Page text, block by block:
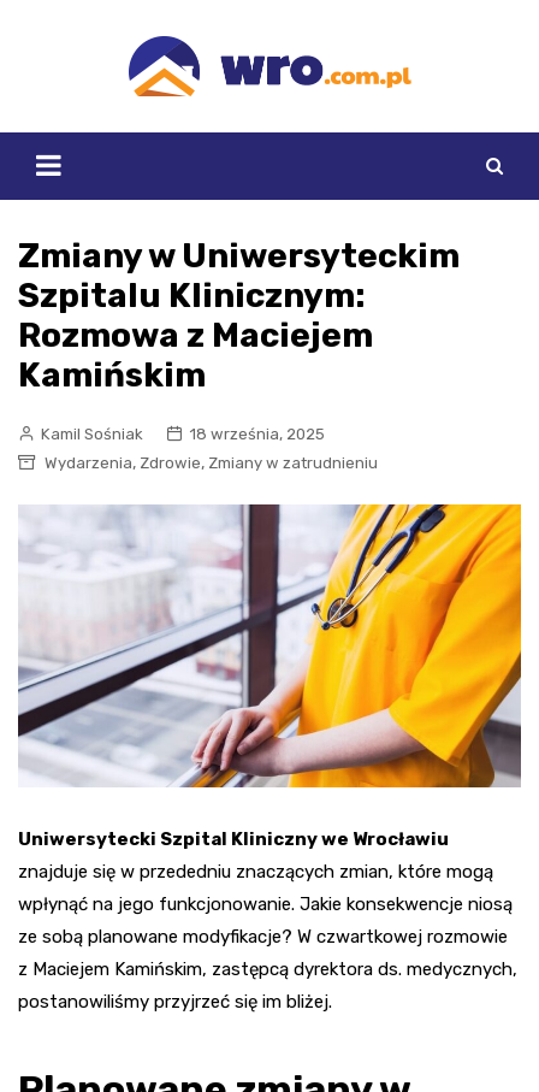
Zmiany w Uniwersyteckim
Szpitalu Klinicznym:
Rozmowa z Maciejem
Kamińskim
Kamil Sośniak
18 września, 2025
Wydarzenia, Zdrowie, Zmiany w zatrudnieniu
Uniwersytecki Szpital Kliniczny we Wrocławiu
znajduje się w przededniu znaczących zmian, które mogą
wpłynąć na jego funkcjonowanie. Jakie konsekwencje niosą
ze sobą planowane modyfikacje? W czwartkowej rozmowie
z Maciejem Kamińskim, zastępcą dyrektora ds. medycznych,
postanowiliśmy przyjrzeć się im bliżej.